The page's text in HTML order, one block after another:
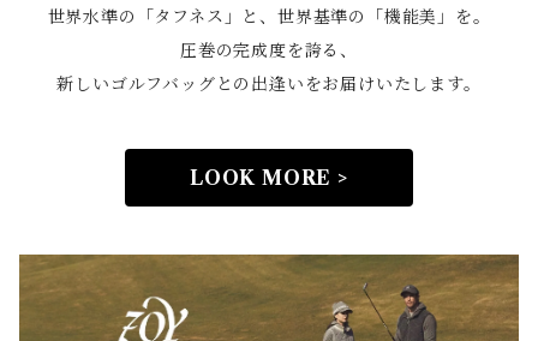
世界水準の「タフネス」と、世界基準の「機能美」を。
圧巻の完成度を誇る、
新しいゴルフバッグとの出逢いをお届けいたします。
LOOK MORE >